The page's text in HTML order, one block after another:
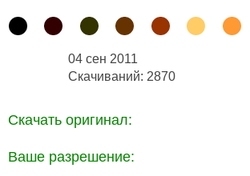
04 сен 2011
Скачиваний: 2870
Скачать оригинал:
Ваше разрешение: